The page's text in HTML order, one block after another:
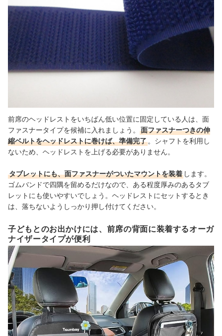
前席のヘッドレストをいちばん低い位置に固定している人は、面
ファスナータイプを候補に入れましょう。
面ファスナーつきの伸
縮ベルトをヘッドレストに巻けば、準備完了 。 シャフトを利用し
ないため、ヘッドレストを上げる必要がありません。
タブレットにも、面ファスナーがついたマウントを装着 します。
ゴムバンドで四隅を留めるだけなので、ある程度厚みのあるタブ
レットにも使いやすいでしょう。ヘッドレストにセットするとき
は、落ちないようしっかり押し付けてください。
子どもとのお出かけには、前席の背面に装着するオーガ
ナイザータイプが便利